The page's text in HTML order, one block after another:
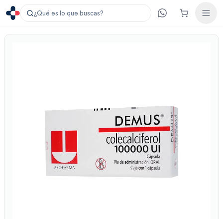
¿Qué es lo que buscas?